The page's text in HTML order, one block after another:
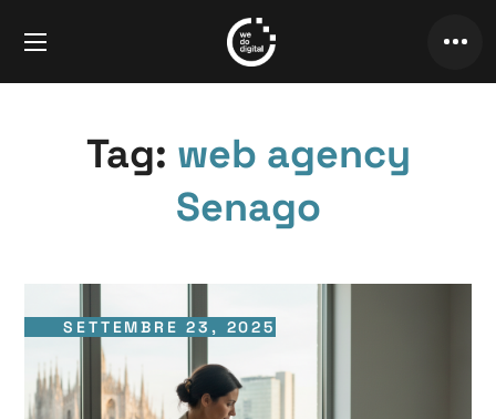
Tag: web agency
Senago
SETTEMBRE 23, 2025